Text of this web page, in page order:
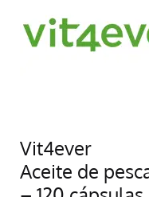
Vit4ever
Aceite de